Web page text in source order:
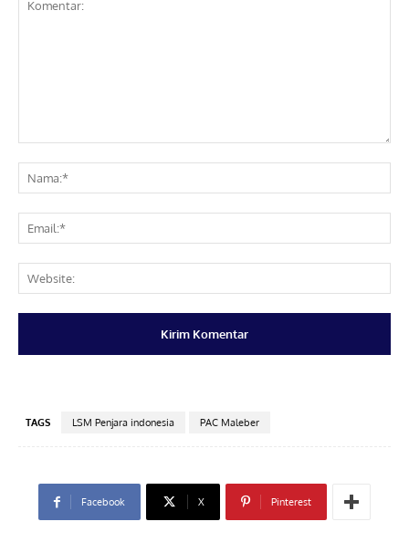
TAGS LSM Penjara indonesia PAC Maleber
Facebook X Pinterest